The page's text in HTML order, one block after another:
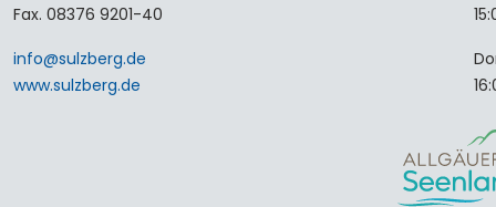
Fax. 08376 9201-40
info@sulzberg.de
www.sulzberg.de